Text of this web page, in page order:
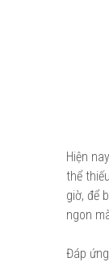
Hiện
thể
giờ, để
ngon
Đáp